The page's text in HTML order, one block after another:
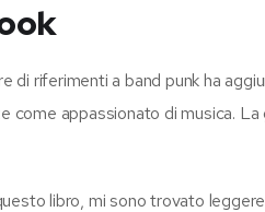
di riferimenti a band punk ha
come appassionato di musica.
libro, mi sono trovato